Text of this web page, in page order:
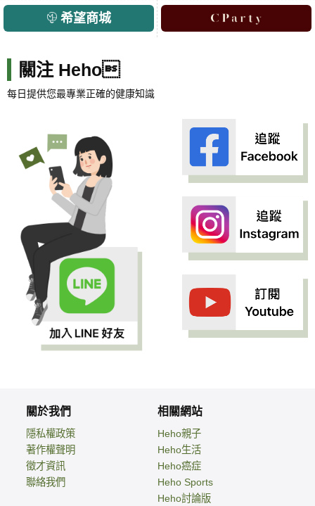
希望商城
關注 Heho
每日提供您最專業正確的健康知識
關於我們
隱私權政策
著作權聲明
徵才資訊
聯絡我們
相關網站
Heho親子
Heho生活
Heho癌症
Heho Sports
Heho討論版